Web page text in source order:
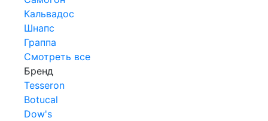
Кальвадос
Шнапс
Граппа
Смотреть все
Бренд
Tesseron
Botucal
Dow's